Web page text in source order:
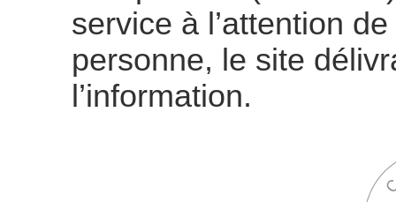
service à l’attention
personne, le site
l’information.